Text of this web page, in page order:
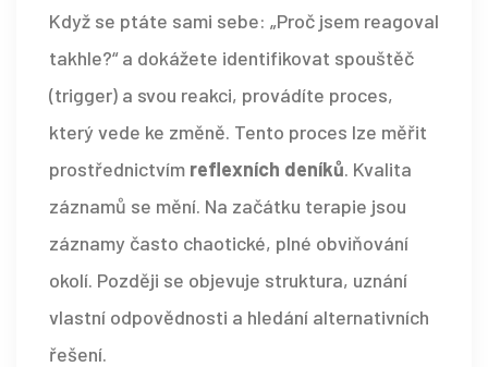
Když se ptáte sami sebe: „Proč jsem reagoval
takhle?“ a dokážete identifikovat spouštěč
(trigger) a svou reakci, provádíte proces,
který vede ke změně. Tento proces lze měřit
prostřednictvím reflexních deníků. Kvalita
záznamů se mění. Na začátku terapie jsou
záznamy často chaotické, plné obviňování
okolí. Později se objevuje struktura, uznání
vlastní odpovědnosti a hledání alternativních
řešení.